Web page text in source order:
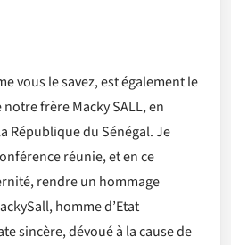
vous le savez, est également le
frère Macky SALL, en
République du Sénégal. Je
réunie, et en ce
rendre un hommage
homme d’Etat
sincère, dévoué à la cause de